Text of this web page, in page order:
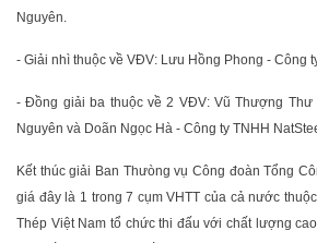
Nguyên.
- Giải nhì thuộc về VĐV: Lưu Hồng Phong - Công
- Đồng giải ba thuộc về 2 VĐV: Vũ Thượng Thư
Nguyên và Doãn Ngọc Hà - Công ty TNHH
Kết thúc giải Ban Thưòng vụ Công đoàn Tổng
giá đây là 1 trong 7 cụm VHTT của cả nước
Thép Việt Nam tổ chức thi đấu với chất lượng